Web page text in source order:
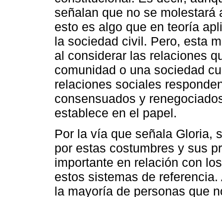
señalan que no se
esto es algo que en teoría
la sociedad civil. Pero, esta
al considerar las relaciones
comunidad o una sociedad
relaciones sociales
consensuados y
establece en el papel.
Por la vía que señala Gloria,
por estas costumbres y sus
importante en relación con
estos sistemas de
la mayoría de personas que